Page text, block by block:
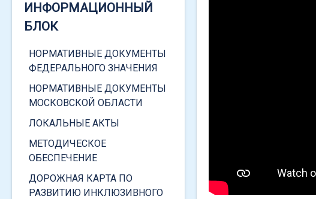
ВИДЕОГИД ПО САЙТУ ДЛЯ
ИНФОРМАЦИЯ ПО
СОЦИАЛЬНЫМ ВЫПЛАТАМ
ИНФОРМАЦИЯ ПО
НАЗНАЧЕНИЮ СОЦИАЛЬНОЙ
ВЕЛИЧИНЫ ПРОЖИТОЧНОГО
ПОЛУЧЕНИЕ СПРАВКИ О ТОМ,
ЧТО ВЫ ЯВЛЯЕТЕСЬ
СТУДЕНТОМ
ИНФОРМАЦИОННЫЙ
БЛОК
НОРМАТИВНЫЕ ДОКУМЕНТЫ
ФЕДЕРАЛЬНОГО ЗНАЧЕНИЯ
НОРМАТИВНЫЕ ДОКУМЕНТЫ
МОСКОВСКОЙ ОБЛАСТИ
ЛОКАЛЬНЫЕ АКТЫ
МЕТОДИЧЕСКОЕ
ОБЕСПЕЧЕНИЕ
ДОРОЖНАЯ КАРТА ПО
РАЗВИТИЮ ИНКЛЮЗИВНОГО